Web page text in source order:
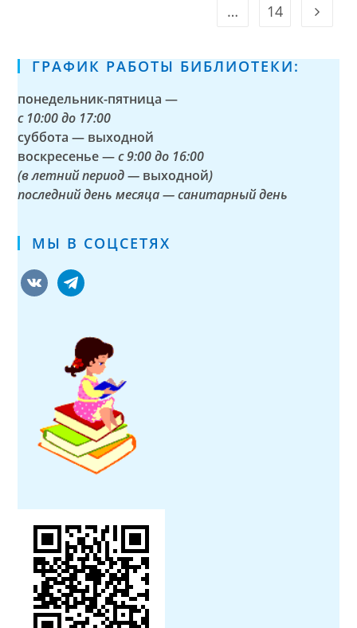
…
14 Go to
ГРАФИК РАБОТЫ БИБЛИОТЕКИ:
понедельник-пятница —
с 10:00 до 17:00
суббота — выходной
воскресенье —с 9:00 до 16:00
(в летний период — выходной)
последний день месяца — санитарный день
МЫ В СОЦСЕТЯХ
vkontaktetelegram